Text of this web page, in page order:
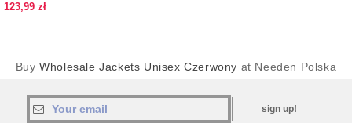
123,99 zł
BuyWholesale Jackets Unisex Czerwony at Needen Polska
sign up!